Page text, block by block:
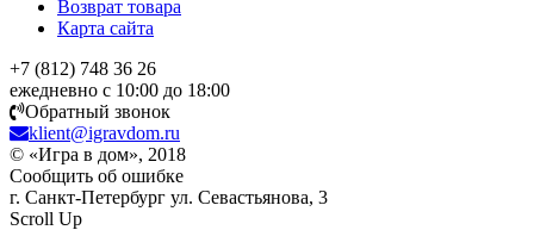
Возврат товара
Карта сайта
+7 (812) 748 36 26
ежедневно с 10:00 до 18:00
Обратный звонок
klient@igravdom.ru
© «Игра в дом», 2018
Сообщить об ошибке
г. Санкт-Петербург ул. Севастьянова, 3
Scroll Up